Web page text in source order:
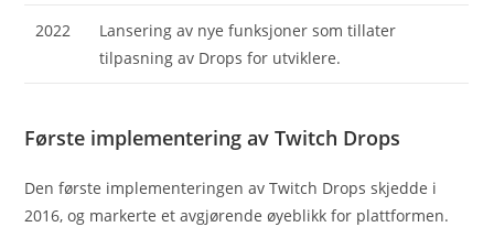
2022
Lansering av nye funksjoner som tillater
tilpasning av Drops for utviklere.
Første implementering av Twitch Drops
Den første implementeringen av Twitch Drops skjedde i
2016, og markerte et avgjørende øyeblikk for plattformen.